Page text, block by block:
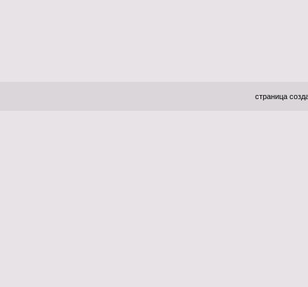
страница